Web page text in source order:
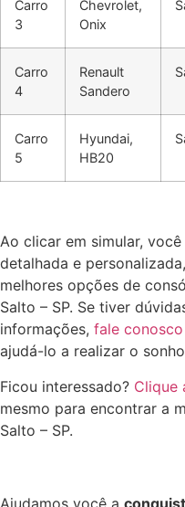
Carro
3
Chevrolet,
Onix
Carro
4
Renault
Sandero
Carro
5
Hyundai,
HB20
Ao clicar em simular,
detalhada e
melhores opções de
Salto – SP. Se tiver
informações, fale conosco
ajudá-lo a realizar o
Ficou interessado? Clique
mesmo para encontrar a
Salto – SP.
Ajudamos você a